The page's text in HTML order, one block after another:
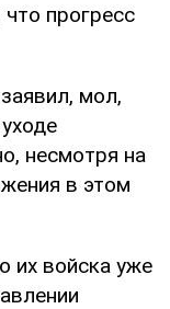
прогресс
мол,
несмотря на
в этом
их войска уже